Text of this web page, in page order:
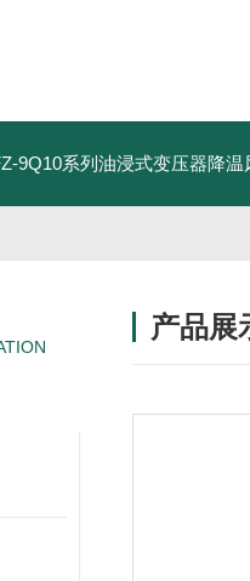
9Q10系列油浸式变压器降温
产品展